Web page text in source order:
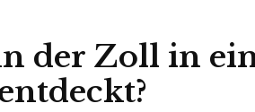
der Zoll in